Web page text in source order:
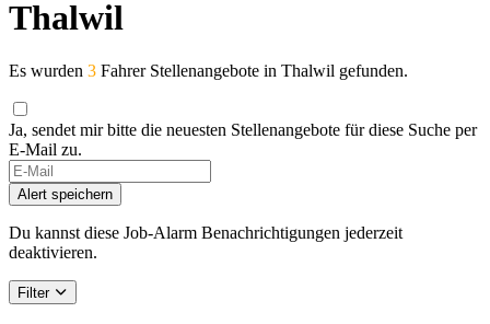
Thalwil
Es wurden 3 Fahrer Stellenangebote in Thalwil gefunden.
Ja, sendet mir bitte die neuesten Stellenangebote für diese Suche per
E-Mail zu.
Alert speichern
Du kannst diese Job-Alarm Benachrichtigungen jederzeit
deaktivieren.
Filter